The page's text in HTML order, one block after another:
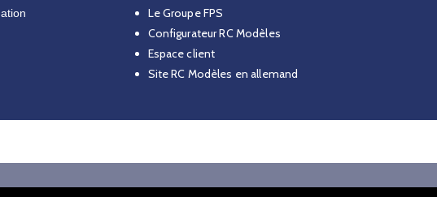
Le Groupe FPS
Configurateur RC Modèles
Espace client
Site RC Modèles en allemand